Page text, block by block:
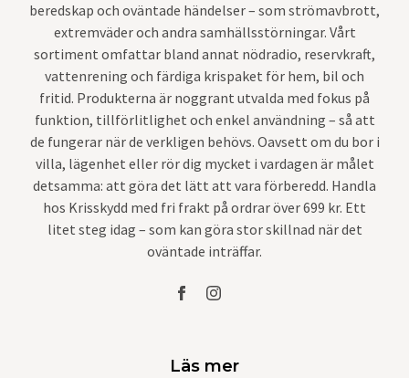
beredskap och oväntade händelser – som strömavbrott,
extremväder och andra samhällsstörningar. Vårt
sortiment omfattar bland annat nödradio, reservkraft,
vattenrening och färdiga krispaket för hem, bil och
fritid. Produkterna är noggrant utvalda med fokus på
funktion, tillförlitlighet och enkel användning – så att
de fungerar när de verkligen behövs. Oavsett om du bor i
villa, lägenhet eller rör dig mycket i vardagen är målet
detsamma: att göra det lätt att vara förberedd. Handla
hos Krisskydd med fri frakt på ordrar över 699 kr. Ett
litet steg idag – som kan göra stor skillnad när det
oväntade inträffar.
Läs mer